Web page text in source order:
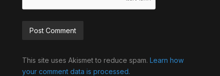
This site uses Akismet to reduce spam. Learn how
your comment data is processed.